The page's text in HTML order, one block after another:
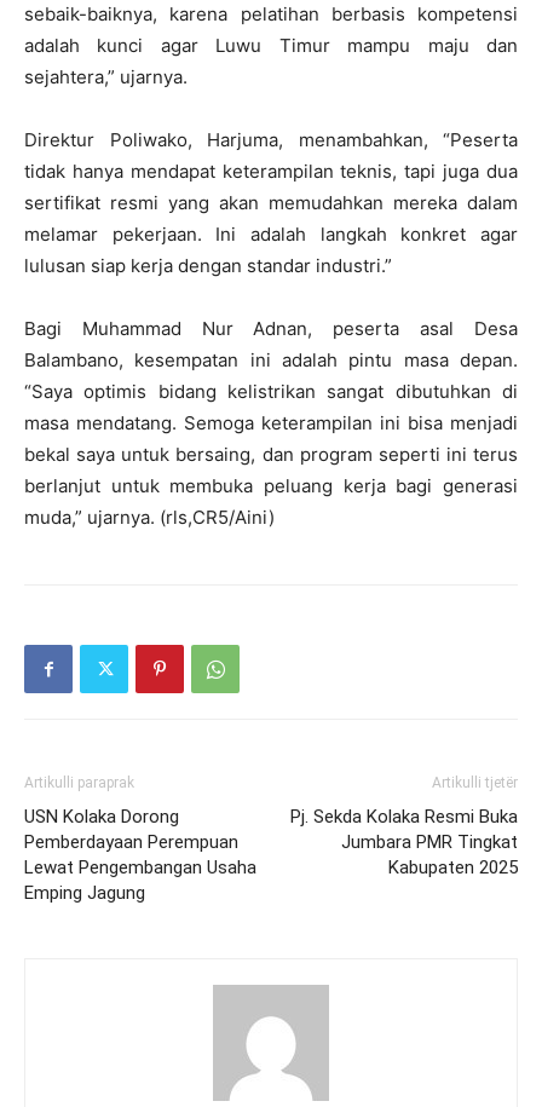
sebaik-baiknya, karena pelatihan berbasis kompetensi
adalah kunci agar Luwu Timur mampu maju dan
sejahtera,” ujarnya.
Direktur Poliwako, Harjuma, menambahkan, “Peserta
tidak hanya mendapat keterampilan teknis, tapi juga dua
sertifikat resmi yang akan memudahkan mereka dalam
melamar pekerjaan. Ini adalah langkah konkret agar
lulusan siap kerja dengan standar industri.”
Bagi Muhammad Nur Adnan, peserta asal Desa
Balambano, kesempatan ini adalah pintu masa depan.
“Saya optimis bidang kelistrikan sangat dibutuhkan di
masa mendatang. Semoga keterampilan ini bisa menjadi
bekal saya untuk bersaing, dan program seperti ini terus
berlanjut untuk membuka peluang kerja bagi generasi
muda,” ujarnya. (rls,CR5/Aini)
Artikulli paraprak
USN Kolaka Dorong
Pemberdayaan Perempuan
Lewat Pengembangan Usaha
Emping Jagung
Artikulli tjetër
Pj. Sekda Kolaka Resmi Buka
Jumbara PMR Tingkat
Kabupaten 2025